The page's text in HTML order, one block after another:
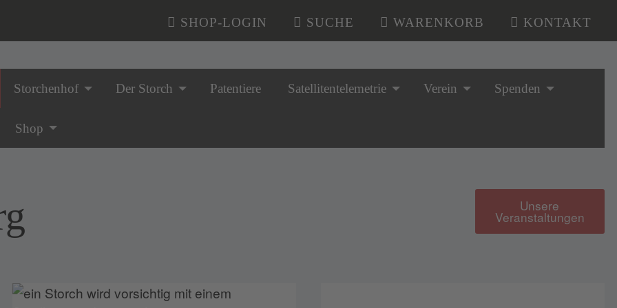
SHOP-LOGIN SUCHE WARENKORB KONTAKT
überspringen
Storchenhof Der Storch Patentiere Satellitentelemetrie Verein Spenden
Shop
Unsere
Veranstaltungen